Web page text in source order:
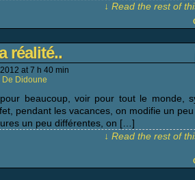
↓ Read the rest of
réalité..
at7 h 40 min
De Didoune
beaucoup, voir pour tout le monde,
pendant les vacances, on modifie un
un peu différentes, on […]
↓ Read the rest of